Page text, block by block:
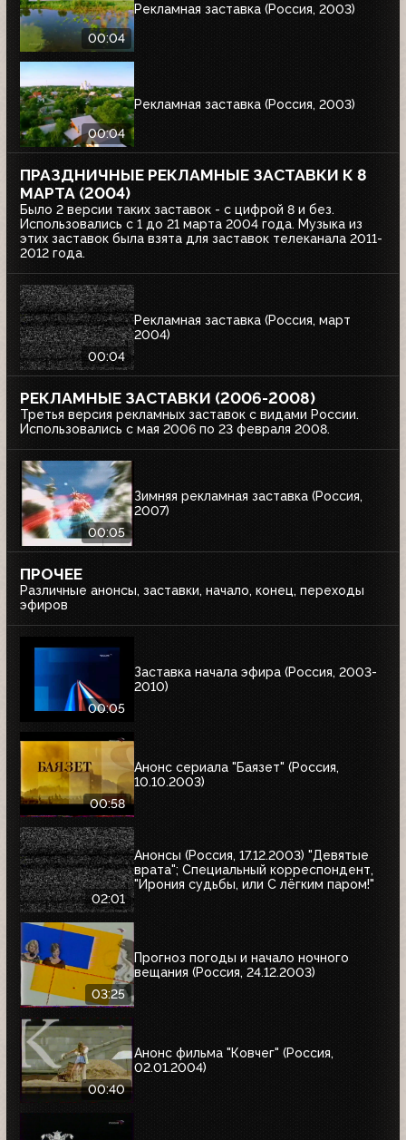
00:04
Рекламная заставка (Россия, 2003)
00:04
Рекламная заставка (Россия, 2003)
ПРАЗДНИЧНЫЕ РЕКЛАМНЫЕ ЗАСТАВКИ К 8
МАРТА (2004)
Было 2 версии таких заставок - с цифрой 8 и без.
Использовались с 1 до 21 марта 2004 года. Музыка из
этих заставок была взята для заставок телеканала 2011-
2012 года.
00:04
Рекламная заставка (Россия, март
2004)
РЕКЛАМНЫЕ ЗАСТАВКИ (2006-2008)
Третья версия рекламных заставок с видами России.
Использовались с мая 2006 по 23 февраля 2008.
00:05
Зимняя рекламная заставка (Россия,
2007)
ПРОЧЕЕ
Различные анонсы, заставки, начало, конец, переходы
эфиров
00:05
Заставка начала эфира (Россия, 2003-
2010)
00:58
Анонс сериала "Баязет" (Россия,
10.10.2003)
02:01
Анонсы (Россия, 17.12.2003) "Девятые
врата"; Специальный корреспондент,
"Ирония судьбы, или С лёгким паром!"
03:25
Прогноз погоды и начало ночного
вещания (Россия, 24.12.2003)
00:40
Анонс фильма "Ковчег" (Россия,
02.01.2004)